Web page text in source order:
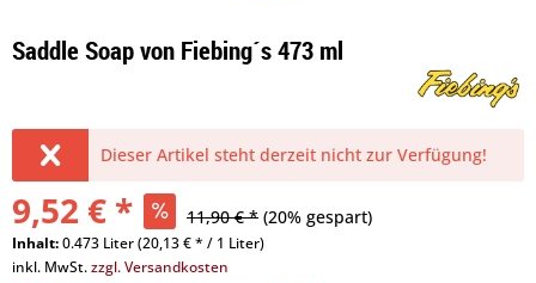
Saddle Soap von Fiebing´s 473 ml
Dieser Artikel steht derzeit nicht zur Verfügung!
9,52 € * 11,90 € * (20% gespart)
Inhalt:0.473 Liter (20,13 € * / 1 Liter)
inkl. MwSt.zzgl. Versandkosten